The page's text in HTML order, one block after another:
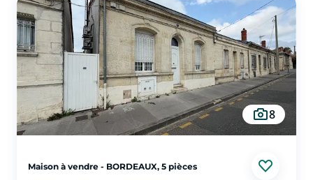
Alliant avec harmonie le charme de l'ancien et le confort
contemporain, cette maison parfaitement entretenue offre de belles
prestations.
Le rez-de-chaussée s'ouvre sur une lumineuse pièce de vie traversante
comprenant un salon et une salle à manger sublimés par une
cheminée, une cuisine aménagée et entièrement équipée, ainsi qu'un
WC avec lave-mains.
À l'étage, un palier dessert une suite parentale climatisée avec balcon,
une salle de bains équipée d'une baignoire et d'une douche, une
seconde chambre climatisée, un bureau pouvant faire office de
chambre d'enfant, une salle d'eau et un WC indépendant.
En complément, une cave aménagée avec point d'eau et soupirail offre
un espace fonctionnel supplémentaire.
8
Maison à vendre - BORDEAUX, 5 pièces